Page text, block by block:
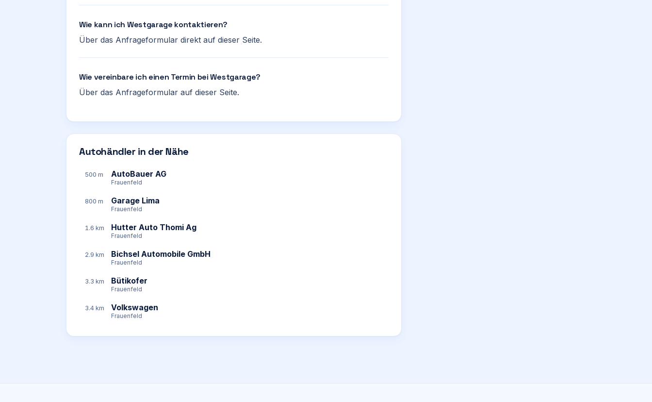
Wie kann ich Westgarage kontaktieren?
Über das Anfrageformular direkt auf dieser Seite.
Wie vereinbare ich einen Termin bei Westgarage?
Über das Anfrageformular auf dieser Seite.
Autohändler in der Nähe
500 m AutoBauer AG
Frauenfeld
800 m Garage Lima
Frauenfeld
1.6 km Hutter Auto Thomi Ag
Frauenfeld
2.9 km Bichsel Automobile GmbH
Frauenfeld
3.3 km Bütikofer
Frauenfeld
3.4 km Volkswagen
Frauenfeld